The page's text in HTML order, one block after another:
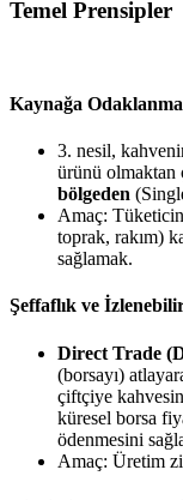
Temel Prensipler
Kaynağa
3. nesil,
ürünü olmaktan
bölgeden
Amaç:
toprak, rakım)
sağlamak.
Şeffaflık ve
Direct Trade
(borsayı)
çiftçiye
küresel borsa
ödenmesini
Amaç: Üretim